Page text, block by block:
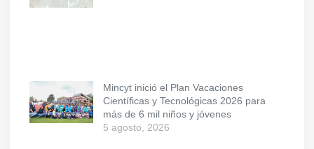
Mincyt inició el Plan Vacaciones
Científicas y Tecnológicas 2026 para
más de 6 mil niños y jóvenes
5 agosto, 2026